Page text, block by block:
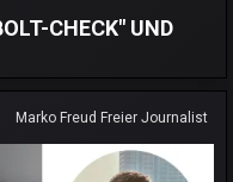
CHECK" UND
Marko Freud Freier Journalist